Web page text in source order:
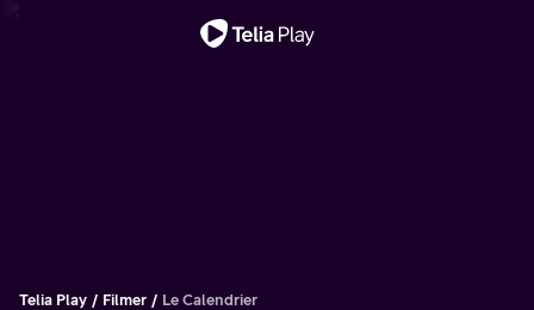
Telia Play Filmer Le Calendrier